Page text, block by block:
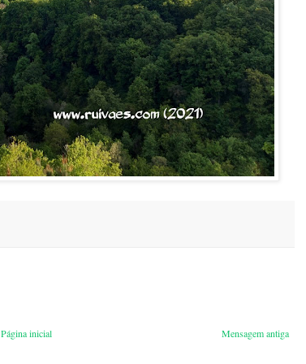
Mensagem antiga
Página inicial